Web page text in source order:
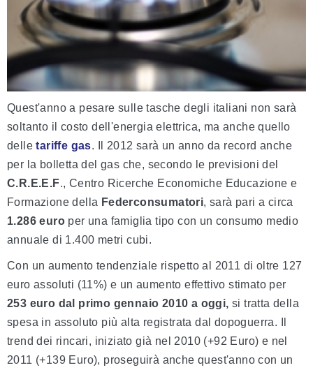
Quest'anno a pesare sulle tasche degli italiani non sarà
soltanto il costo dell'energia elettrica, ma anche quello
delletariffe gas. Il 2012 sarà un anno da record anche
per la bolletta del gas che, secondo le previsioni del
C.R.E.E.F., Centro Ricerche Economiche Educazione e
Formazione della Federconsumatori, sarà pari a circa
1.286 euro per una famiglia tipo con un consumo medio
annuale di 1.400 metri cubi.
Con un aumento tendenziale rispetto al 2011 di oltre 127
euro assoluti (11%) e un aumento effettivo stimato per
253 euro dal primo gennaio 2010 a oggi, si tratta della
spesa in assoluto più alta registrata dal dopoguerra. Il
trend dei rincari, iniziato già nel 2010 (+92 Euro) e nel
2011 (+139 Euro), proseguirà anche quest'anno con un